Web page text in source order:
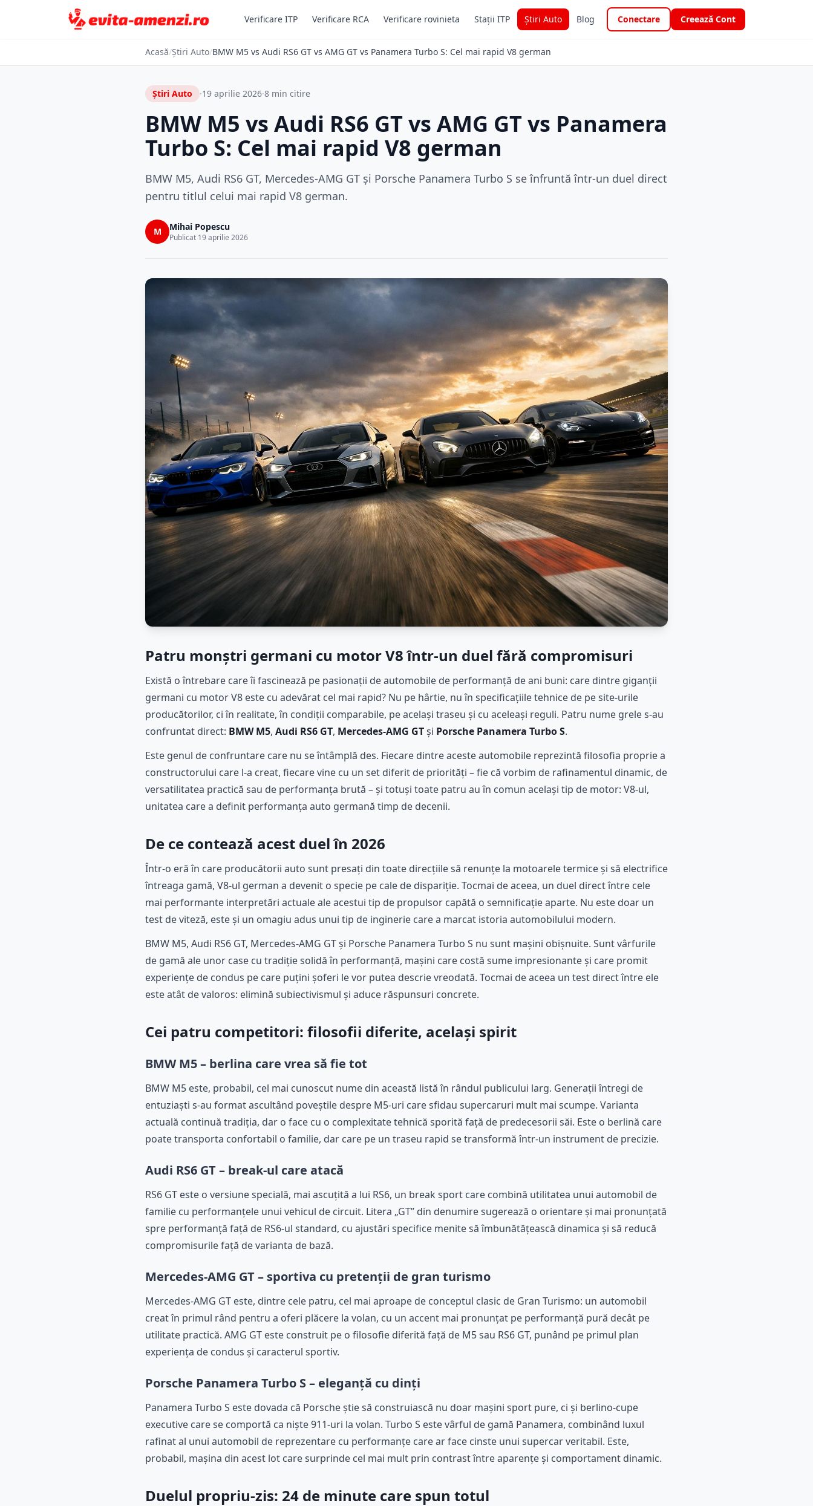
Verificare ITP Verificare RCA Verificare rovinieta Stații ITP Știri Auto Blog Conectare Creează Cont
Acasă/Știri Auto/BMW M5 vs Audi RS6 GT vs AMG GT vs Panamera Turbo S: Cel mai rapid V8 german
Știri Auto ·19 aprilie 2026·8 min citire
BMW M5 vs Audi RS6 GT vs AMG GT vs Panamera
Turbo S: Cel mai rapid V8 german
BMW M5, Audi RS6 GT, Mercedes-AMG GT și Porsche Panamera Turbo S se înfruntă într-un duel direct
pentru titlul celui mai rapid V8 german.
M Mihai Popescu
Publicat 19 aprilie 2026
Patru monștri germani cu motor V8 într-un duel fără compromisuri
Există o întrebare care îi fascinează pe pasionații de automobile de performanță de ani buni: care dintre giganții
germani cu motor V8 este cu adevărat cel mai rapid? Nu pe hârtie, nu în specificațiile tehnice de pe site-urile
producătorilor, ci în realitate, în condiții comparabile, pe același traseu și cu aceleași reguli. Patru nume grele s-au
confruntat direct: BMW M5, Audi RS6 GT, Mercedes-AMG GTși Porsche Panamera Turbo S.
Este genul de confruntare care nu se întâmplă des. Fiecare dintre aceste automobile reprezintă filosofia proprie a
constructorului care l-a creat, fiecare vine cu un set diferit de priorități – fie că vorbim de rafinamentul dinamic, de
versatilitatea practică sau de performanța brută – și totuși toate patru au în comun același tip de motor: V8-ul,
unitatea care a definit performanța auto germană timp de decenii.
De ce contează acest duel în 2026
Într-o eră în care producătorii auto sunt presați din toate direcțiile să renunțe la motoarele termice și să electrifice
întreaga gamă, V8-ul german a devenit o specie pe cale de dispariție. Tocmai de aceea, un duel direct între cele
mai performante interpretări actuale ale acestui tip de propulsor capătă o semnificație aparte. Nu este doar un
test de viteză, este și un omagiu adus unui tip de inginerie care a marcat istoria automobilului modern.
BMW M5, Audi RS6 GT, Mercedes-AMG GT și Porsche Panamera Turbo S nu sunt mașini obișnuite. Sunt vârfurile
de gamă ale unor case cu tradiție solidă în performanță, mașini care costă sume impresionante și care promit
experiențe de condus pe care puțini șoferi le vor putea descrie vreodată. Tocmai de aceea un test direct între ele
este atât de valoros: elimină subiectivismul și aduce răspunsuri concrete.
Cei patru competitori: filosofii diferite, același spirit
BMW M5 – berlina care vrea să fie tot
BMW M5 este, probabil, cel mai cunoscut nume din această listă în rândul publicului larg. Generații întregi de
entuziaști s-au format ascultând poveștile despre M5-uri care sfidau supercaruri mult mai scumpe. Varianta
actuală continuă tradiția, dar o face cu o complexitate tehnică sporită față de predecesorii săi. Este o berlină care
poate transporta confortabil o familie, dar care pe un traseu rapid se transformă într-un instrument de precizie.
Audi RS6 GT – break-ul care atacă
RS6 GT este o versiune specială, mai ascuțită a lui RS6, un break sport care combină utilitatea unui automobil de
familie cu performanțele unui vehicul de circuit. Litera „GT” din denumire sugerează o orientare și mai pronunțată
spre performanță față de RS6-ul standard, cu ajustări specifice menite să îmbunătățească dinamica și să reducă
compromisurile față de varianta de bază.
Mercedes-AMG GT – sportiva cu pretenții de gran turismo
Mercedes-AMG GT este, dintre cele patru, cel mai aproape de conceptul clasic de Gran Turismo: un automobil
creat în primul rând pentru a oferi plăcere la volan, cu un accent mai pronunțat pe performanță pură decât pe
utilitate practică. AMG GT este construit pe o filosofie diferită față de M5 sau RS6 GT, punând pe primul plan
experiența de condus și caracterul sportiv.
Porsche Panamera Turbo S – eleganță cu dinți
Panamera Turbo S este dovada că Porsche știe să construiască nu doar mașini sport pure, ci și berlino-cupe
executive care se comportă ca niște 911-uri la volan. Turbo S este vârful de gamă Panamera, combinând luxul
rafinat al unui automobil de reprezentare cu performanțe care ar face cinste unui supercar veritabil. Este,
probabil, mașina din acest lot care surprinde cel mai mult prin contrast între aparențe și comportament dinamic.
Duelul propriu-zis: 24 de minute care spun totul